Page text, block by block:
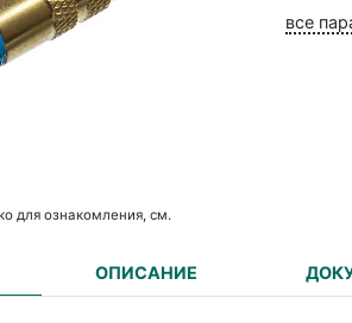
для ознакомления, см.
все
ОПИСАНИЕ